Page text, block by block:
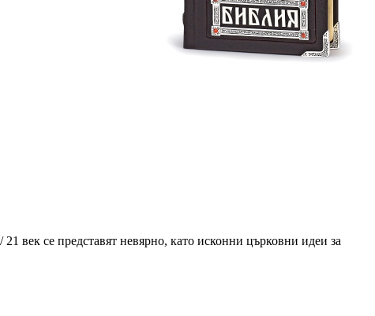
век се представят невярно, като исконни църковни идеи за